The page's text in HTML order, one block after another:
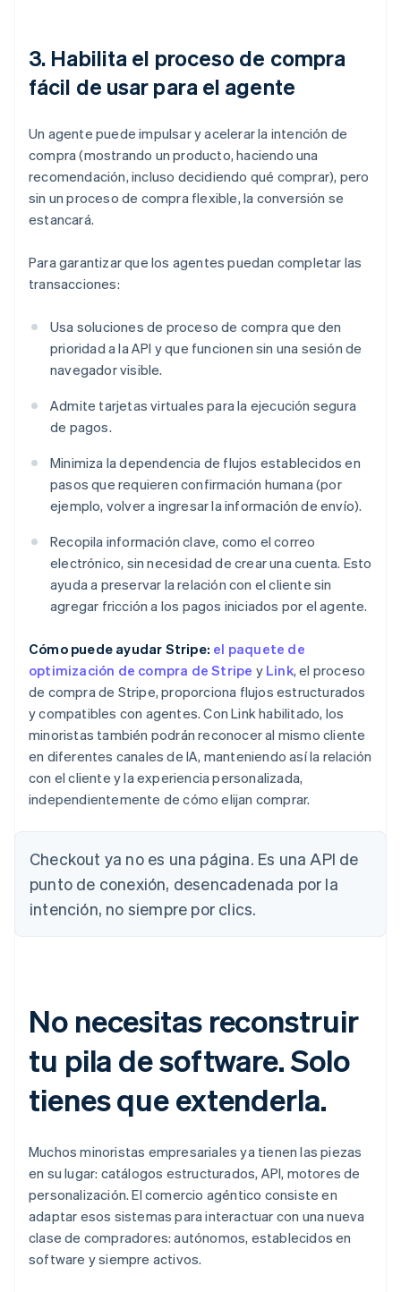
3. Habilita el proceso de compra
fácil de usar para el agente
Un agente puede impulsar y acelerar la intención de
compra (mostrando un producto, haciendo una
recomendación, incluso decidiendo qué comprar), pero
sin un proceso de compra flexible, la conversión se
estancará.
Para garantizar que los agentes puedan completar las
transacciones:
Usa soluciones de proceso de compra que den
prioridad a la API y que funcionen sin una sesión de
navegador visible.
Admite tarjetas virtuales para la ejecución segura
de pagos.
Minimiza la dependencia de flujos establecidos en
pasos que requieren confirmación humana (por
ejemplo, volver a ingresar la información de envío).
Recopila información clave, como el correo
electrónico, sin necesidad de crear una cuenta. Esto
ayuda a preservar la relación con el cliente sin
agregar fricción a los pagos iniciados por el agente.
Cómo puede ayudar Stripe: el paquete de
optimización de compra de Stripe y Link, el proceso
de compra de Stripe, proporciona flujos estructurados
y compatibles con agentes. Con Link habilitado, los
minoristas también podrán reconocer al mismo cliente
en diferentes canales de IA, manteniendo así la relación
con el cliente y la experiencia personalizada,
independientemente de cómo elijan comprar.
Checkout ya no es una página. Es una API de
punto de conexión, desencadenada por la
intención, no siempre por clics.
No necesitas reconstruir
tu pila de software. Solo
tienes que extenderla.
Muchos minoristas empresariales ya tienen las piezas
en su lugar: catálogos estructurados, API, motores de
personalización. El comercio agéntico consiste en
adaptar esos sistemas para interactuar con una nueva
clase de compradores: autónomos, establecidos en
software y siempre activos.